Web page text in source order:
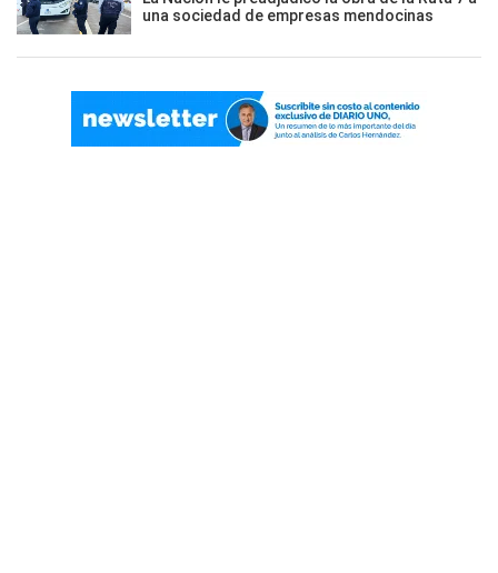
una sociedad de empresas mendocinas